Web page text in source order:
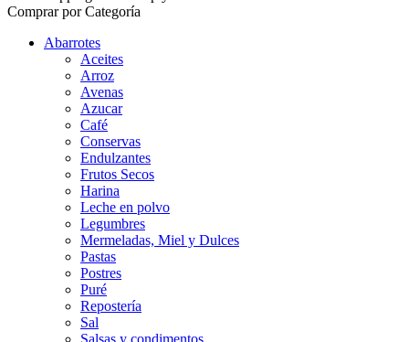
Comprar por Categoría
Abarrotes
Aceites
Arroz
Avenas
Azucar
Café
Conservas
Endulzantes
Frutos Secos
Harina
Leche en polvo
Legumbres
Mermeladas, Miel y Dulces
Pastas
Postres
Puré
Repostería
Sal
Salsas y condimentos